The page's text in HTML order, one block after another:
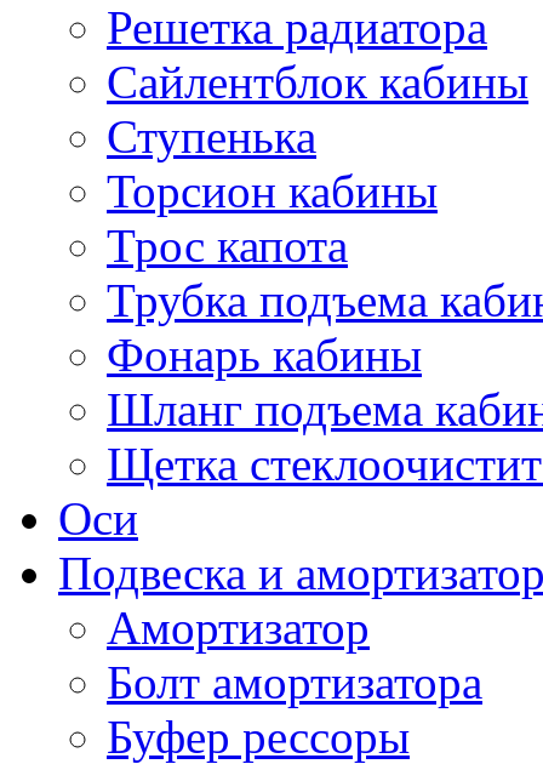
Решетка радиатора
Сайлентблок кабины
Ступенька
Торсион кабины
Трос капота
Трубка подъема
Фонарь кабины
Шланг подъема
Щетка
Оси
Подвеска и
Амортизатор
Болт амортизатора
Буфер рессоры